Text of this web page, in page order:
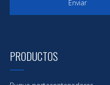
Enviar
PRODUCTOS